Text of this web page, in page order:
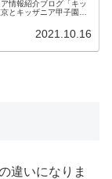
情報紹介ブログ「キッ
とキッザニア甲子園の
てご紹介します。
2021.10.16
違いになりま